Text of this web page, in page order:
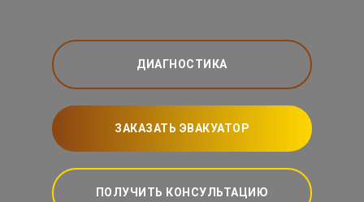
ДИАГНОСТИКА
ЗАКАЗАТЬ ЭВАКУАТОР
ПОЛУЧИТЬ КОНСУЛЬТАЦИЮ